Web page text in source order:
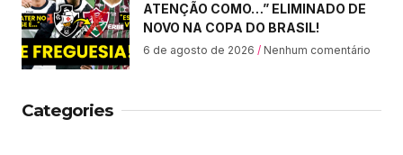
ATENÇÃO COMO…” ELIMINADO DE
NOVO NA COPA DO BRASIL!
6 de agosto de 2026 Nenhum comentário
Categories